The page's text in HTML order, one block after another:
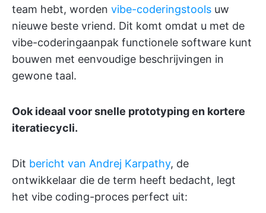
team hebt, worden vibe-coderingstools uw
nieuwe beste vriend. Dit komt omdat u met de
vibe-coderingaanpak functionele software kunt
bouwen met eenvoudige beschrijvingen in
gewone taal.
Ook ideaal voor snelle prototyping en kortere
iteratiecycli.
Dit bericht van Andrej Karpathy, de
ontwikkelaar die de term heeft bedacht, legt
het vibe coding-proces perfect uit: